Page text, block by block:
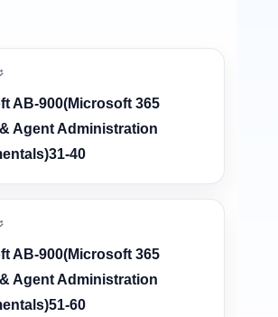
AB-900(Microsoft 365
Agent Administration
40
AB-900(Microsoft 365
Agent Administration
60